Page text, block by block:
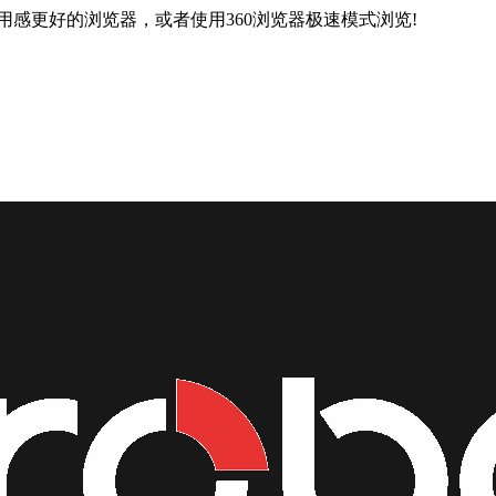
更好的浏览器，或者使用360浏览器极速模式浏览!